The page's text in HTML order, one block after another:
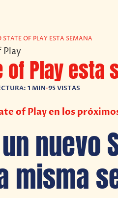
STATE OF PLAY ESTA SEMANA
of Play esta
1 MIN•95 VISTAS
of Play en los
nuevo
misma